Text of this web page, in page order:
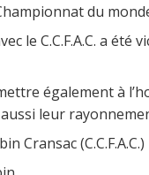
du monde
C.C.F.A.C. a été
également à
leur
(C.C.F.A.C.)